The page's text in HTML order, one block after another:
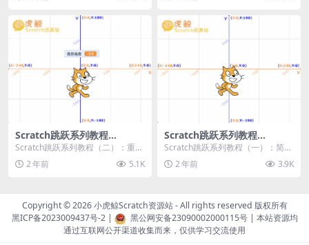
Scratch跳跃系列教程
（二）：重力跳跃
Scratch跳跃系列教程（二）：重力
跳跃 作者：小虎鲸Scratch资源站
按...2 年前 5.1K
Scratch跳跃系列教程
（一）：简单跳跃
Scratch跳跃系列教程（一）：简单
跳跃 作者：小虎鲸Scratch资源站
按...2 年前 3.9K
Copyright © 2026小虎鲸Scratch资源站- All rights reserved 版权所有
黑ICP备2023009437号-2| 黑公网安备23090002000115号| 本站资源均
通过互联网公开渠道收集而来，仅供学习交流使用